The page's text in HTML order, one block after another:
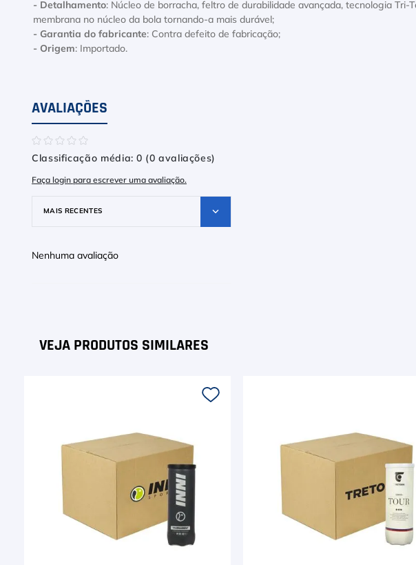
- Detalhamento: Núcleo de borracha, feltro de durabilidade avançada, tecnologia Tri-
membrana no núcleo da bola tornando-a mais durável;
- Garantia do fabricante: Contra defeito de fabricação;
- Origem: Importado.
AVALIAÇÕES
☆☆☆☆☆
Classificação média: 0 (0 avaliações)
Faça login para escrever uma avaliação.
MAIS RECENTES
Nenhuma avaliação